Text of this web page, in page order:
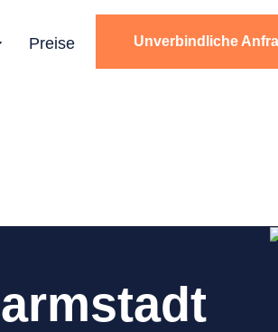
Preise Unverbindliche